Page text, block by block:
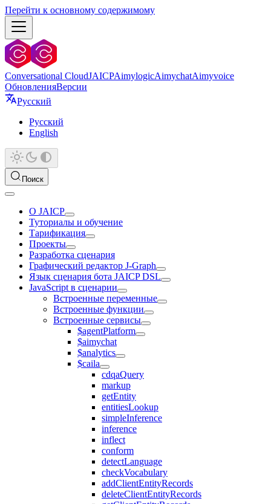
Перейти к основному содержимому
Conversational CloudJAICPAimylogicAimychatAimyvoice
ОбновленияВерсии
Русский
Русский
English
Поиск
О JAICP
Туториалы и обучение
Тарификация
Проекты
Разработка сценария
Графический редактор J‑Graph
Язык сценария бота JAICP DSL
JavaScript в сценарии
Встроенные переменные
Встроенные функции
Встроенные сервисы
$agentPlatform
$aimychat
$analytics
$caila
cdqaQuery
markup
getEntity
entitiesLookup
simpleInference
inference
inflect
conform
detectLanguage
checkVocabulary
addClientEntityRecords
deleteClientEntityRecords